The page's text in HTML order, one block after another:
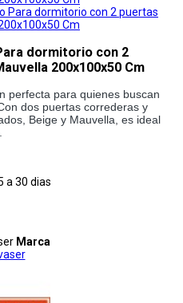
dormitorio con 2
200x100x50 Cm
perfecta para quienes buscan
dos puertas correderas y
Beige y Mauvella, es ideal
a 30 dias
Marca